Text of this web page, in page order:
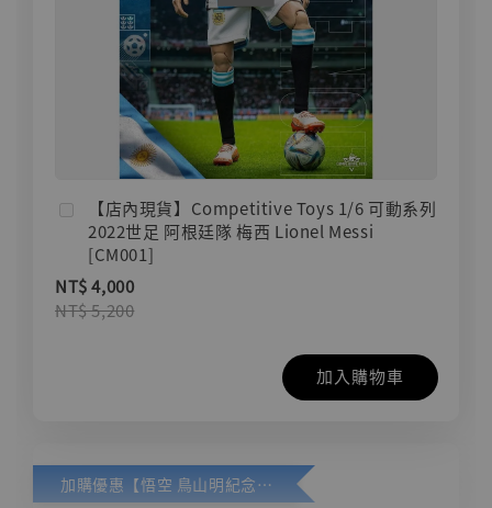
【店內現貨】Competitive Toys 1/6 可動系列
2022世足 阿根廷隊 梅西 Lionel Messi
[CM001]
NT$ 4,000
NT$ 5,200
加入購物車
加購優惠【悟空 鳥山明紀念款 [奇蹟工作室]】